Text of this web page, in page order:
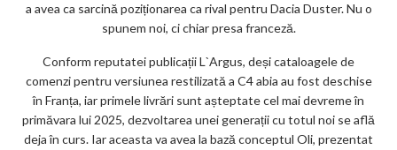
a avea ca sarcină poziționarea ca rival pentru Dacia Duster. Nu o
spunem noi, ci chiar presa franceză.
Conform reputatei publicații L`Argus, deși cataloagele de
comenzi pentru versiunea restilizată a C4 abia au fost deschise
în Franța, iar primele livrări sunt așteptate cel mai devreme în
primăvara lui 2025, dezvoltarea unei generații cu totul noi se află
deja în curs. Iar aceasta va avea la bază conceptul Oli, prezentat